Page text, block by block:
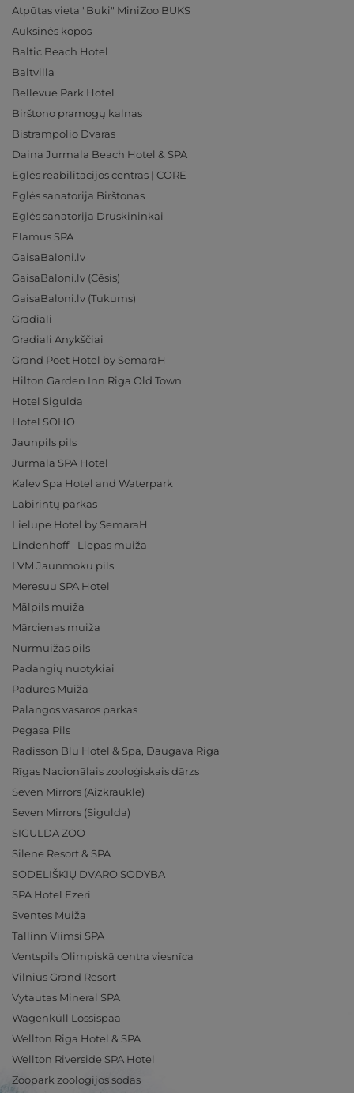
Atpūtas vieta "Buki" MiniZoo BUKS
Auksinės kopos
Baltic Beach Hotel
Baltvilla
Bellevue Park Hotel
Birštono pramogų kalnas
Bistrampolio Dvaras
Daina Jurmala Beach Hotel & SPA
Eglės reabilitacijos centras | CORE
Eglės sanatorija Birštonas
Eglės sanatorija Druskininkai
Elamus SPA
GaisaBaloni.lv
GaisaBaloni.lv (Cēsis)
GaisaBaloni.lv (Tukums)
Gradiali
Gradiali Anykščiai
Grand Poet Hotel by SemaraH
Hilton Garden Inn Riga Old Town
Hotel Sigulda
Hotel SOHO
Jaunpils pils
Jūrmala SPA Hotel
Kalev Spa Hotel and Waterpark
Labirintų parkas
Lielupe Hotel by SemaraH
Lindenhoff - Liepas muiža
LVM Jaunmoku pils
Meresuu SPA Hotel
Mālpils muiža
Mārcienas muiža
Nurmuižas pils
Padangių nuotykiai
Padures Muiža
Palangos vasaros parkas
Pegasa Pils
Radisson Blu Hotel & Spa, Daugava Riga
Rīgas Nacionālais zooloģiskais dārzs
Seven Mirrors (Aizkraukle)
Seven Mirrors (Sigulda)
SIGULDA ZOO
Silene Resort & SPA
SODELIŠKIŲ DVARO SODYBA
SPA Hotel Ezeri
Sventes Muiža
Tallinn Viimsi SPA
Ventspils Olimpiskā centra viesnīca
Vilnius Grand Resort
Vytautas Mineral SPA
Wagenküll Lossispaa
Wellton Riga Hotel & SPA
Wellton Riverside SPA Hotel
Zoopark zoologijos sodas